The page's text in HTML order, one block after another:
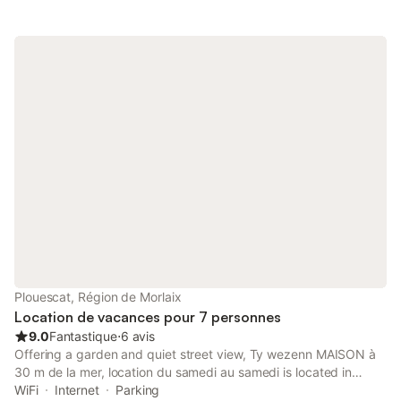
Plouescat, Région de Morlaix
Location de vacances pour 7 personnes
9.0Fantastique⋅6 avis
Offering a garden and quiet street view, Ty wezenn MAISON à
30 m de la mer, location du samedi au samedi is located in
Plouescat, 50 km from Oceanopolis and 29 km from Baie de
WiFi Internet
Parking